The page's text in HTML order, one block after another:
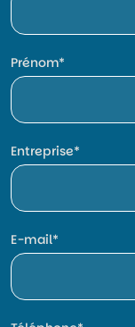
Prénom
Entreprise
E-mail